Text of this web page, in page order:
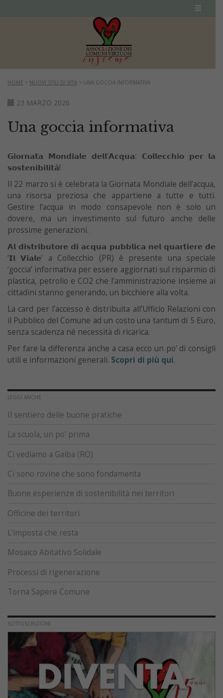
HOME > NUOVI STILI DI VITA > UNA GOCCIA INFORMATIVA
23 MARZO 2026
Una goccia informativa
𝗚𝗶𝗼𝗿𝗻𝗮𝘁𝗮 𝗠𝗼𝗻𝗱𝗶𝗮𝗹𝗲 𝗱𝗲𝗹𝗹’𝗔𝗰𝗾𝘂𝗮: 𝗖𝗼𝗹𝗹𝗲𝗰𝗰𝗵𝗶𝗼 𝗽𝗲𝗿 𝗹𝗮
𝘀𝗼𝘀𝘁𝗲𝗻𝗶𝗯𝗶𝗹𝗶𝘁𝗮̀!
Il 22 marzo si è celebrata la Giornata Mondiale dell’acqua,
una risorsa preziosa che appartiene a tutte e tutti.
Gestire l’acqua in modo consapevole non è solo un
dovere, ma un investimento sul futuro anche delle
prossime generazioni.
𝗔𝗹 𝗱𝗶𝘀𝘁𝗿𝗶𝗯𝘂𝘁𝗼𝗿𝗲 𝗱𝗶 𝗮𝗰𝗾𝘂𝗮 𝗽𝘂𝗯𝗯𝗹𝗶𝗰𝗮 𝗻𝗲𝗹 𝗾𝘂𝗮𝗿𝘁𝗶𝗲𝗿𝗲 𝗱𝗲
‘𝗜𝗹 𝗩𝗶𝗮𝗹𝗲’ a Collecchio (PR) è presente una speciale
‘goccia’ informativa per essere aggiornati sul risparmio di
plastica, petrolio e CO2 che l’amministrazione insieme ai
cittadini stanno generando, un bicchiere alla volta.
La card per l’accesso è distribuita all’Ufficio Relazioni con
il Pubblico del Comune ad un costo una tantum di 5 Euro,
senza scadenza né necessità di ricarica.
Per fare la differenza anche a casa ecco un po’ di consigli
utili e informazioni generali. Scopri di più qui.
LEGGI ANCHE
Il sentiero delle buone pratiche
La scuola, un po’ prima
Ci vediamo a Gaiba (RO)
Ci sono rovine che sono fondamenta
Buone esperienze di sostenibilità nei territori
Officine dei territori
L’imposta che resta
Mosaico Abitativo Solidale
Processi di rigenerazione
Torna Sapere Comune
SOTTOSCRIZIONI